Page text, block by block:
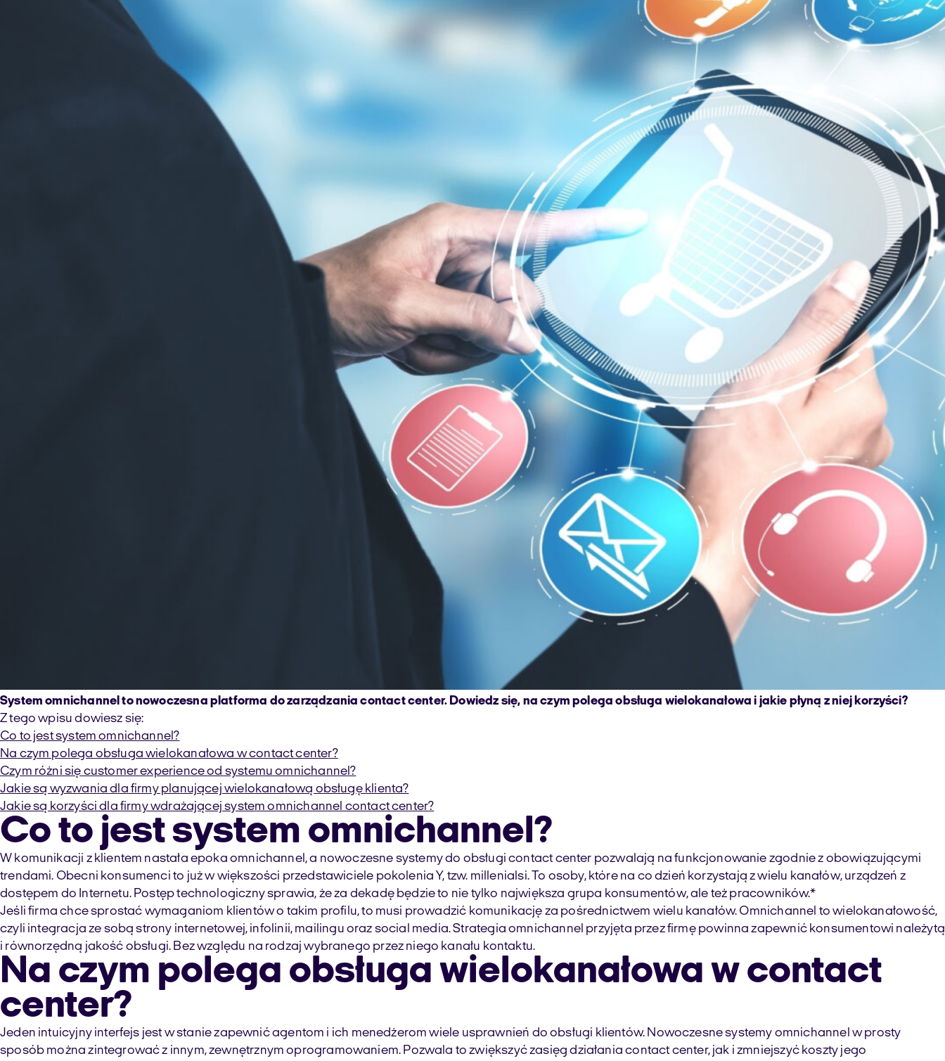
System omnichannel to nowoczesna platforma do zarządzania contact center. Dowiedz się, na czym polega obsługa wielokanałowa i jakie płyną z niej korzyści?
Z tego wpisu dowiesz się:
Co to jest system omnichannel?
Na czym polega obsługa wielokanałowa w contact center?
Czym różni się customer experience od systemu omnichannel?
Jakie są wyzwania dla firmy planującej wielokanałową obsługę klienta?
Jakie są korzyści dla firmy wdrażającej system omnichannel contact center?
Co to jest system omnichannel?
W komunikacji z klientem nastała epoka omnichannel, a nowoczesne systemy do obsługi contact center pozwalają na funkcjonowanie zgodnie z obowiązującymi
trendami. Obecni konsumenci to już w większości przedstawiciele pokolenia Y, tzw. millenialsi. To osoby, które na co dzień korzystają z wielu kanałów, urządzeń z
dostępem do Internetu. Postęp technologiczny sprawia, że za dekadę będzie to nie tylko największa grupa konsumentów, ale też pracowników.*
Jeśli firma chce sprostać wymaganiom klientów o takim profilu, to musi prowadzić komunikację za pośrednictwem wielu kanałów. Omnichannel to wielokanałowość,
czyli integracja ze sobą strony internetowej, infolinii, mailingu oraz social media. Strategia omnichannel przyjęta przez firmę powinna zapewnić konsumentowi należytą
i równorzędną jakość obsługi. Bez względu na rodzaj wybranego przez niego kanału kontaktu.
Na czym polega obsługa wielokanałowa w contact
center?
Jeden intuicyjny interfejs jest w stanie zapewnić agentom i ich menedżerom wiele usprawnień do obsługi klientów. Nowoczesne systemy omnichannel w prosty
sposób można zintegrować z innym, zewnętrznym oprogramowaniem. Pozwala to zwiększyć zasięg działania contact center, jak i zmniejszyć koszty jego